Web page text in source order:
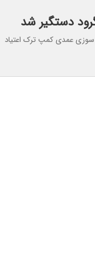
دستگیر شد
سوزی عمدی کمپ ترک اعتیاد